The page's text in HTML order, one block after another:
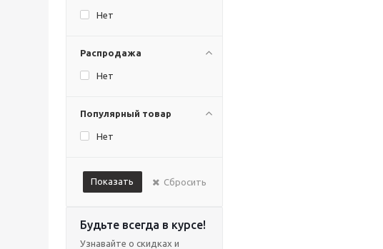
Нет
Распродажа
Нет
Популярный товар
Нет
Показать Сбросить
Будьте всегда в курсе!
Узнавайте о скидках и